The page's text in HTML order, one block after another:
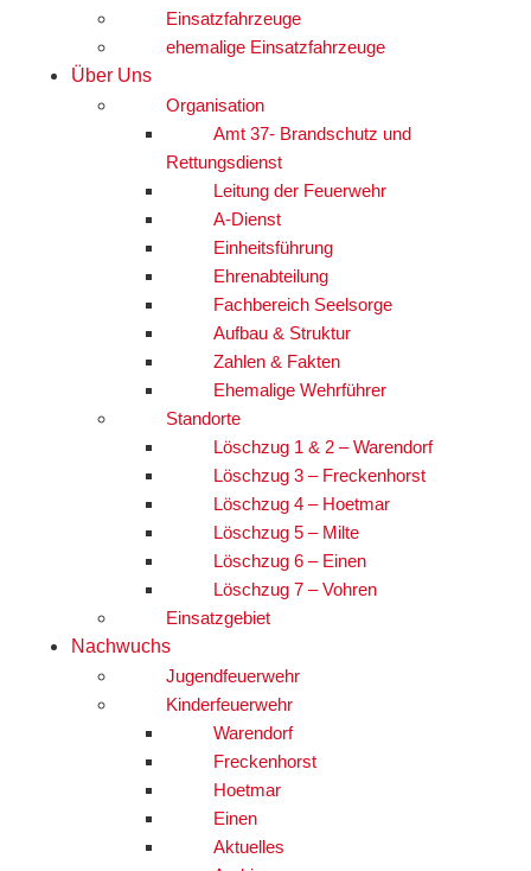
Einsatzfahrzeuge
ehemalige Einsatzfahrzeuge
Über Uns
Organisation
Amt 37- Brandschutz und
Rettungsdienst
Leitung der Feuerwehr
A-Dienst
Einheitsführung
Ehrenabteilung
Fachbereich Seelsorge
Aufbau & Struktur
Zahlen & Fakten
Ehemalige Wehrführer
Standorte
Löschzug 1 & 2 – Warendorf
Löschzug 3 – Freckenhorst
Löschzug 4 – Hoetmar
Löschzug 5 – Milte
Löschzug 6 – Einen
Löschzug 7 – Vohren
Einsatzgebiet
Nachwuchs
Jugendfeuerwehr
Kinderfeuerwehr
Warendorf
Freckenhorst
Hoetmar
Einen
Aktuelles